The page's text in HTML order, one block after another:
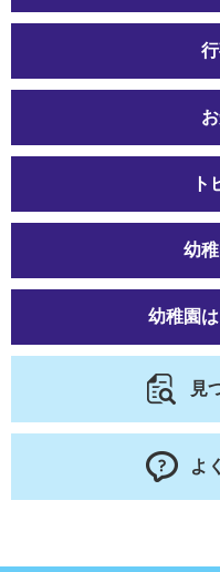
ト
幼
幼稚園
見
よ